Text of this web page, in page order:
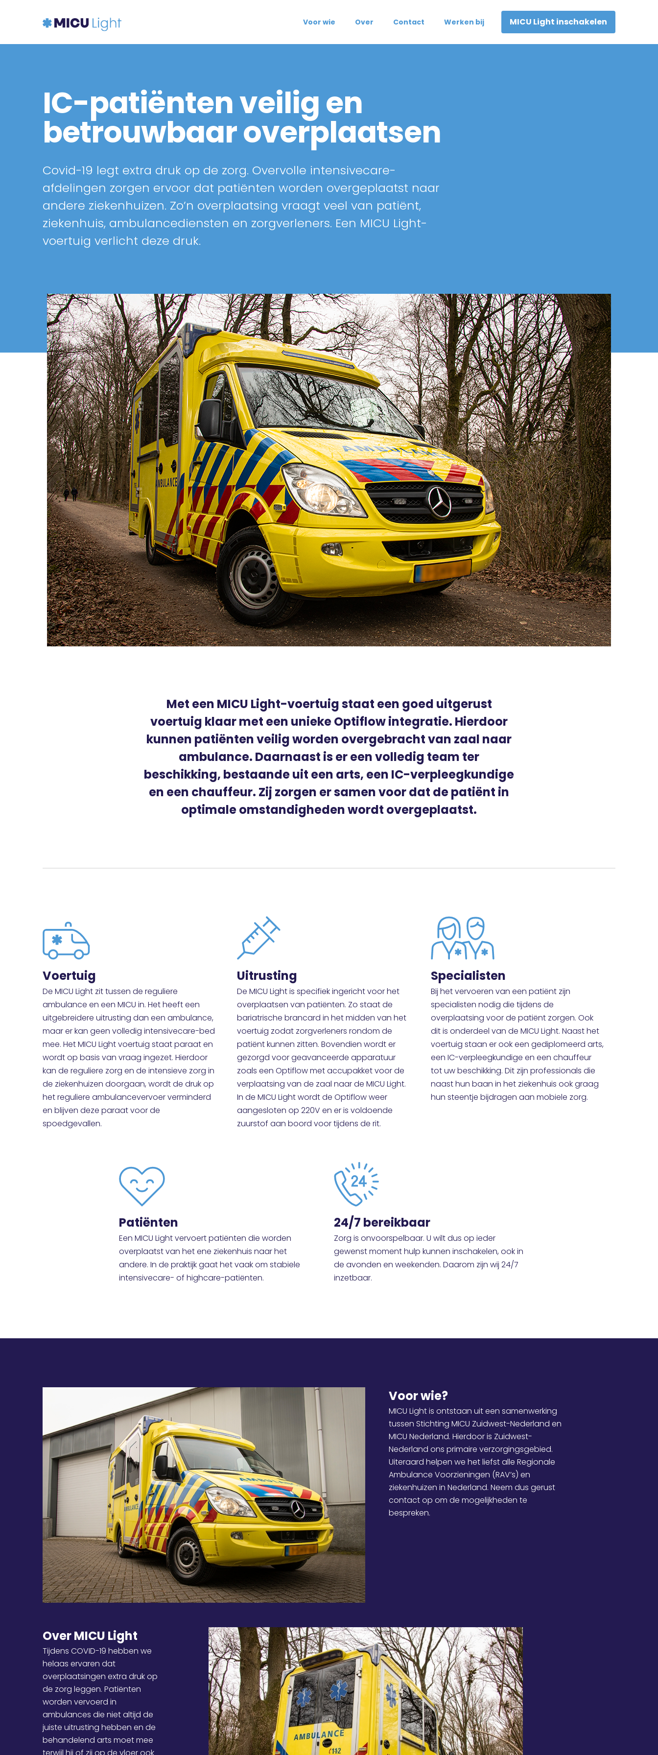
Voor wie Over Contact Werken bij MICU Light inschakelen
IC-patiënten veilig en
betrouwbaar overplaatsen
Covid-19 legt extra druk op de zorg. Overvolle intensivecare-
afdelingen zorgen ervoor dat patiënten worden overgeplaatst naar
andere ziekenhuizen. Zo’n overplaatsing vraagt veel van patiënt,
ziekenhuis, ambulancediensten en zorgverleners. Een MICU Light-
voertuig verlicht deze druk.
Met een MICU Light-voertuig staat een goed uitgerust
voertuig klaar met een unieke Optiflow integratie. Hierdoor
kunnen patiënten veilig worden overgebracht van zaal naar
ambulance. Daarnaast is er een volledig team ter
beschikking, bestaande uit een arts, een IC-verpleegkundige
en een chauffeur. Zij zorgen er samen voor dat de patiënt in
optimale omstandigheden wordt overgeplaatst.
Voertuig
De MICU Light zit tussen de reguliere
ambulance en een MICU in. Het heeft een
uitgebreidere uitrusting dan een ambulance,
maar er kan geen volledig intensivecare-bed
mee. Het MICU Light voertuig staat paraat en
wordt op basis van vraag ingezet. Hierdoor
kan de reguliere zorg en de intensieve zorg in
de ziekenhuizen doorgaan, wordt de druk op
het reguliere ambulancevervoer verminderd
en blijven deze paraat voor de
spoedgevallen.
Uitrusting
De MICU Light is specifiek ingericht voor het
overplaatsen van patiënten. Zo staat de
bariatrische brancard in het midden van het
voertuig zodat zorgverleners rondom de
patiënt kunnen zitten. Bovendien wordt er
gezorgd voor geavanceerde apparatuur
zoals een Optiflow met accupakket voor de
verplaatsing van de zaal naar de MICU Light.
In de MICU Light wordt de Optiflow weer
aangesloten op 220V en er is voldoende
zuurstof aan boord voor tijdens de rit.
Specialisten
Bij het vervoeren van een patiënt zijn
specialisten nodig die tijdens de
overplaatsing voor de patiënt zorgen. Ook
dit is onderdeel van de MICU Light. Naast het
voertuig staan er ook een gediplomeerd arts,
een IC-verpleegkundige en een chauffeur
tot uw beschikking. Dit zijn professionals die
naast hun baan in het ziekenhuis ook graag
hun steentje bijdragen aan mobiele zorg.
Patiënten
Een MICU Light vervoert patiënten die worden
overplaatst van het ene ziekenhuis naar het
andere. In de praktijk gaat het vaak om stabiele
intensivecare- of highcare-patiënten.
24/7 bereikbaar
Zorg is onvoorspelbaar. U wilt dus op ieder
gewenst moment hulp kunnen inschakelen, ook in
de avonden en weekenden. Daarom zijn wij 24/7
inzetbaar.
Voor wie?
MICU Light is ontstaan uit een samenwerking
tussen Stichting MICU Zuidwest-Nederland en
MICU Nederland. Hierdoor is Zuidwest-
Nederland ons primaire verzorgingsgebied.
Uiteraard helpen we het liefst alle Regionale
Ambulance Voorzieningen (RAV’s) en
ziekenhuizen in Nederland. Neem dus gerust
contact op om de mogelijkheden te
bespreken.
Over MICU Light
Tijdens COVID-19 hebben we
helaas ervaren dat
overplaatsingen extra druk op
de zorg leggen. Patiënten
worden vervoerd in
ambulances die niet altijd de
juiste uitrusting hebben en de
behandelend arts moet mee